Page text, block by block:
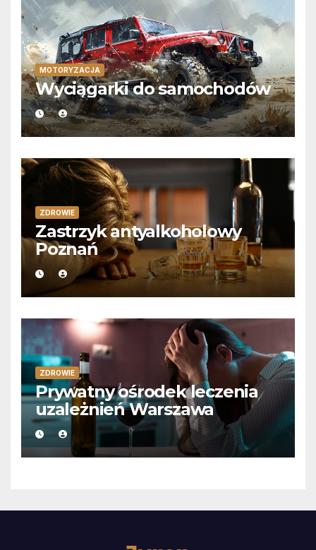
MOTORYZACJA
Wyciągarki do samochodów
ZDROWIE
Zastrzyk antyalkoholowy
Poznań
ZDROWIE
Prywatny ośrodek leczenia
uzależnień Warszawa